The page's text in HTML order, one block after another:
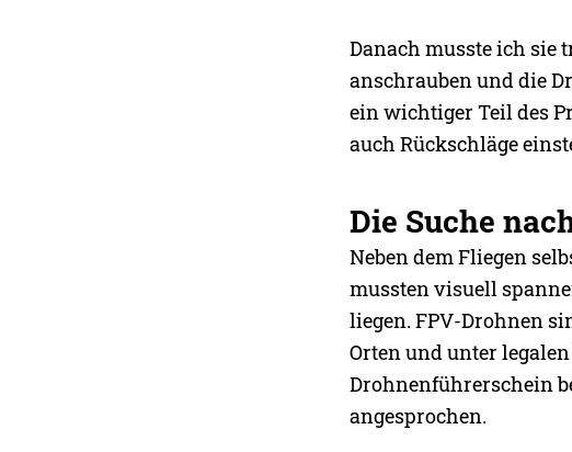
Danach musste ich sie
anschrauben und die
ein wichtiger Teil des
auch Rückschläge
Die Suche
Neben dem Fliegen
mussten visuell
liegen. FPV-Drohnen
Orten und unter
Drohnenführerschein
angesprochen.